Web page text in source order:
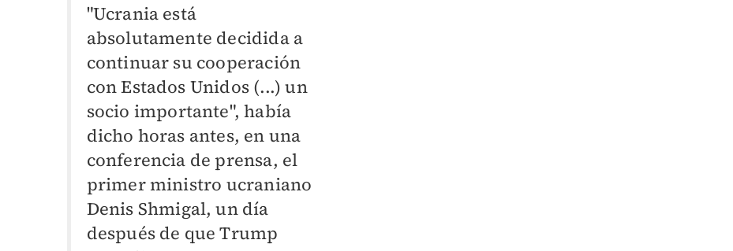
"Ucrania está
absolutamente decidida a
continuar su cooperación
con Estados Unidos (...) un
socio importante", había
dicho horas antes, en una
conferencia de prensa, el
primer ministro ucraniano
Denis Shmigal, un día
después de que Trump